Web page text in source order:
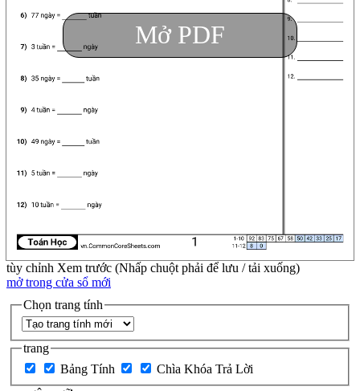
Mở PDF
tùy chỉnh Xem trước (Nhấp chuột phải để lưu / tải xuống)
mở trong cửa sổ mới
Chọn trang tính
trang
Bảng Tính
Chìa Khóa Trả Lời